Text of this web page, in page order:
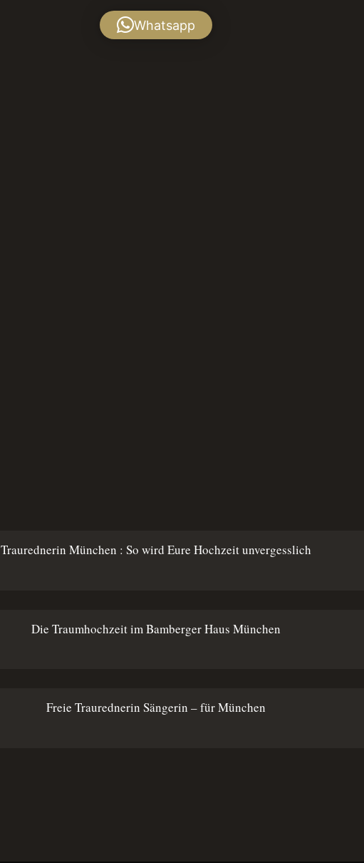
Whatsapp
Traurednerin München : So wird Eure Hochzeit unvergesslich
Die Traumhochzeit im Bamberger Haus München
Freie Traurednerin Sängerin – für München